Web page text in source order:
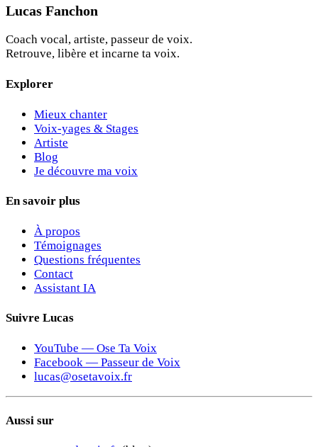
Lucas Fanchon
Coach vocal, artiste, passeur de voix.
Retrouve, libère et incarne ta voix.
Explorer
Mieux chanter
Voix-yages & Stages
Artiste
Blog
Je découvre ma voix
En savoir plus
À propos
Témoignages
Questions fréquentes
Contact
Assistant IA
Suivre Lucas
YouTube — Ose Ta Voix
Facebook — Passeur de Voix
lucas@osetavoix.fr
Aussi sur